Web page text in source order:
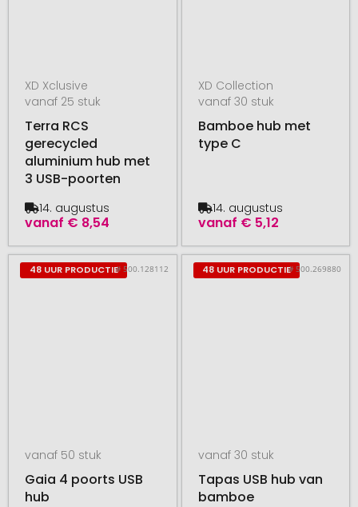
XD Xclusive
vanaf 25 stuk
Terra RCS
gerecycled
aluminium hub met
3 USB-poorten
vanaf € 8,54
14. augustus
XD Collection
vanaf 30 stuk
Bamboe hub met
type C
vanaf € 5,12
14. augustus
48 UUR PRODUCTIE# 500.128112
vanaf 50 stuk
Gaia 4 poorts USB
hub
48 UUR PRODUCTIE# 500.269880
vanaf 30 stuk
Tapas USB hub van
bamboe